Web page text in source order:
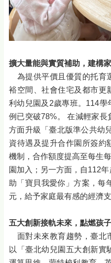
擴大量能與實質補助，建構
為提供平價且優質的托育
裕空間、社會住宅及都市更
利幼兒園及2歲專班。114學
例已突破78%。 在減輕家
方面升級「臺北版準公共幼
資待遇及提升合作園所簽約
機制，合作額度提高至每生
園加入；另一方面，自112
助「寶貝我愛你」方案，每
元，給予家庭最有感的經濟支
五大創新接軌未來，點燃孩
面對未來教育趨勢，臺北
以「臺北幼兒園五大創新實